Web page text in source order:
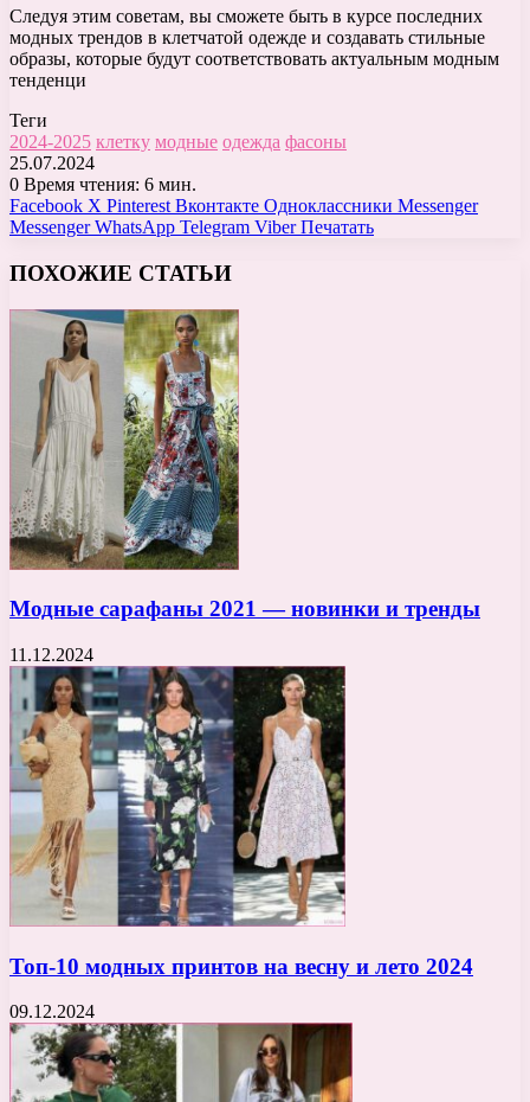
Следуя этим советам, вы сможете быть в курсе последних
модных трендов в клетчатой одежде и создавать стильные
образы, которые будут соответствовать актуальным модным
тенденци
Теги
2024-2025 клетку модные одежда фасоны
25.07.2024
0 Время чтения: 6 мин.
Facebook X Pinterest Вконтакте Одноклассники Messenger
Messenger WhatsApp Telegram Viber Печатать
ПОХОЖИЕ СТАТЬИ
Модные сарафаны 2021 — новинки и тренды
11.12.2024
Топ-10 модных принтов на весну и лето 2024
09.12.2024